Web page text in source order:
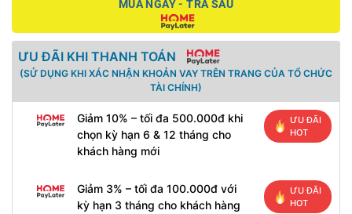
MUA NGAY - TRẢ SAU
ƯU ĐÃI KHI THANH TOÁN
(SỬ DỤNG KHI XÁC NHẬN KHOẢN VAY TRÊN TRANG CỦA TỔ CHỨC
TÀI CHÍNH)
Giảm 10% – tối đa 500.000đ khi
chọn kỳ hạn 6 & 12 tháng cho
khách hàng mới
ƯU ĐÃI
HOT
Giảm 3% – tối đa 100.000đ với
kỳ hạn 3 tháng cho khách hàng
ƯU ĐÃI
HOT